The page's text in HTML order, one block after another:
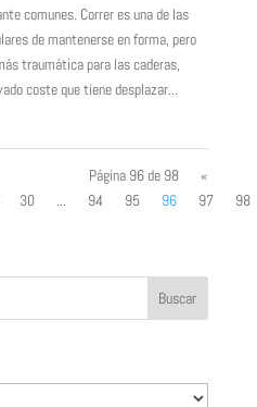
comunes. Correr es una de las
de mantenerse en forma, pero
traumática para las caderas,
coste que tiene desplazar...
Página 96 de 98
«
30 ... 94 95 96 97 98